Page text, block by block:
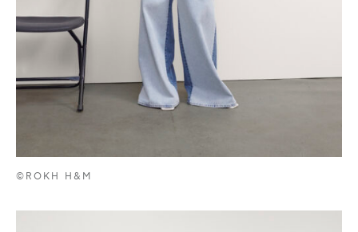
©ROKH H&M